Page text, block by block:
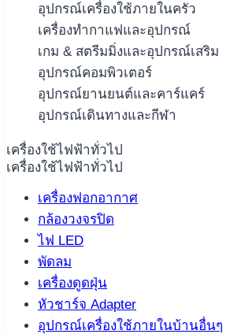
อุปกรณ์เครื่องใช้ภายในครัว
เครื่องทำกาแฟและอุปกรณ์
เกม & สตรีมมิ่งและอุปกรณ์เสริม
อุปกรณ์คอมพิวเตอร์
อุปกรณ์ยานยนต์และคาร์แคร์
อุปกรณ์เดินทางและกีฬา
เครื่องใช้ไฟฟ้าทั่วไป
เครื่องใช้ไฟฟ้าทั่วไป
เครื่องฟอกอากาศ
กล้องวงจรปิด
ไฟ LED
พัดลม
เครื่องดูดฝุ่น
หัวชาร์จ Adapter
อุปกรณ์เครื่องใช้ภายในบ้านอื่นๆ